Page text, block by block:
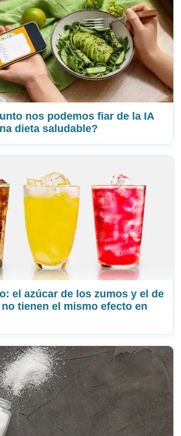
nos podemos fiar de la IA
dieta saludable?
el azúcar de los zumos y el de
tienen el mismo efecto en